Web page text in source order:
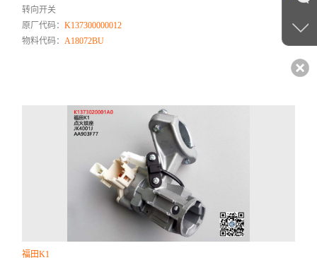
转向开关
原厂代码：K137300000012
物料代码：A18072BU
福田K1